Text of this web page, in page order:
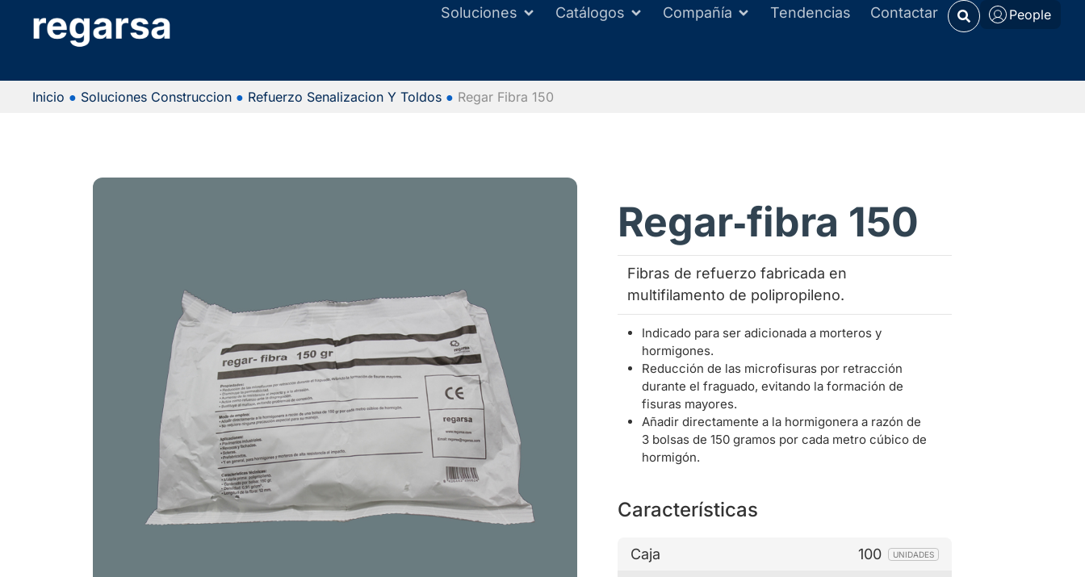
Soluciones Catálogos Compañía Tendencias Contactar People
Inicio ● Soluciones Construccion ● Refuerzo Senalizacion Y Toldos ● Regar Fibra 150
Regar‑fibra 150
Fibras de refuerzo fabricada en
multifilamento de polipropileno.
Indicado para ser adicionada a morteros y
hormigones.
Reducción de las microfisuras por retracción
durante el fraguado, evitando la formación de
fisuras mayores.
Añadir directamente a la hormigonera a razón de
3 bolsas de 150 gramos por cada metro cúbico de
hormigón.
Características
Caja 100 UNIDADES